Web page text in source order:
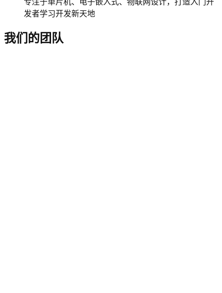
发者学习开发新天地
我们的团队